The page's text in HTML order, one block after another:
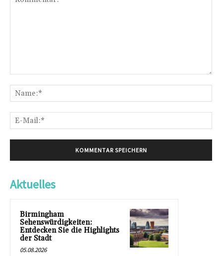
Aktuelles
Birmingham
Sehenswürdigkeiten:
Entdecken Sie die Highlights
der Stadt
05.08.2026